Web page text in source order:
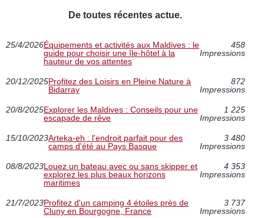
De toutes récentes actue.
25/4/2026Équipements et activités aux Maldives : le
guide pour choisir une île-hôtel à la
hauteur de vos attentes
458
Impressions
20/12/2025Profitez des Loisirs en Pleine Nature à
Bidarray
872
Impressions
20/8/2025Explorer les Maldives : Conseils pour une
escapade de rêve
1 225
Impressions
15/10/2023Arteka-eh : l'endroit parfait pour des
camps d'été au Pays Basque
3 480
Impressions
08/8/2023Louez un bateau avec ou sans skipper et
explorez les plus beaux horizons
maritimes
4 353
Impressions
21/7/2023Profitez d'un camping 4 étoiles près de
Cluny en Bourgogne, France
3 737
Impressions